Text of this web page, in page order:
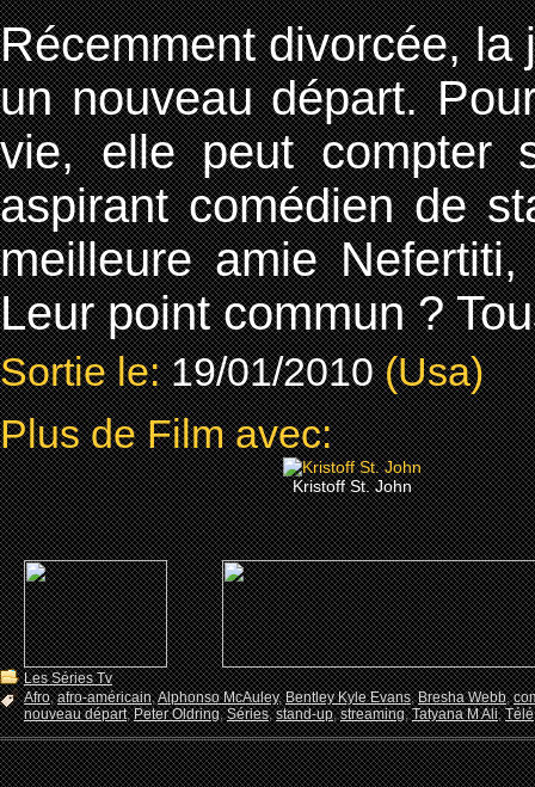
Récemment divorcée, la
un nouveau départ.
vie, elle peut compter
aspirant comédien de
meilleure amie
Leur point commun ?
Sortie le: 19/01/2010 (Usa)
Plus de Film avec:
Kristoff St. John
Les Séries Tv
Afro,afro-américain,Alphonso McAuley,Bentley Kyle Evans,Bresha Webb,
nouveau départ,Peter Oldring,Séries,stand-up,streaming,Tatyana M Ali,Télé